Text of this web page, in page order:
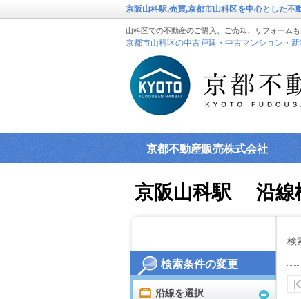
検索条件の変更
沿線を選択
京阪山科駅,売買,京都市山科区を中心とした
山科区での不動産のご購入、ご売却、リフォーム
京都市山科区の中古戸建・中古マンション・
京都不動産販売株式会社
京阪山科駅 沿線
検